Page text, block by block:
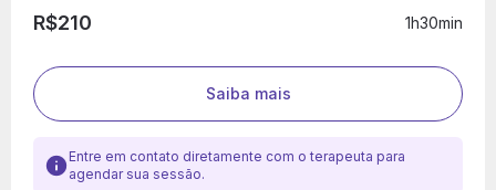
R$210 1h30min
Saiba mais
Entre em contato diretamente com o terapeuta para
agendar sua sessão.